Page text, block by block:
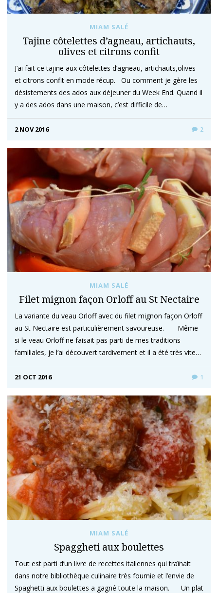
MIAM SALÉ
Tajine côtelettes d’agneau, artichauts,
olives et citrons confit
J’ai fait ce tajine aux côtelettes d’agneau, artichauts,olives
et citrons confit en mode récup. Ou comment je gère les
désistements des ados aux déjeuner du Week End. Quand il
y a des ados dans une maison, c’est difficile de…
2 NOV 2016 2
MIAM SALÉ
Filet mignon façon Orloff au St Nectaire
La variante du veau Orloff avec du filet mignon façon Orloff
au St Nectaire est particulièrement savoureuse. Même
si le veau Orloff ne faisait pas parti de mes traditions
familiales, je l’ai découvert tardivement et il a été très vite…
21 OCT 2016 1
MIAM SALÉ
Spaggheti aux boulettes
Tout est parti d’un livre de recettes italiennes qui traînait
dans notre bibliothèque culinaire très fournie et l’envie de
Spaghetti aux boulettes a gagné toute la maison. Un plat